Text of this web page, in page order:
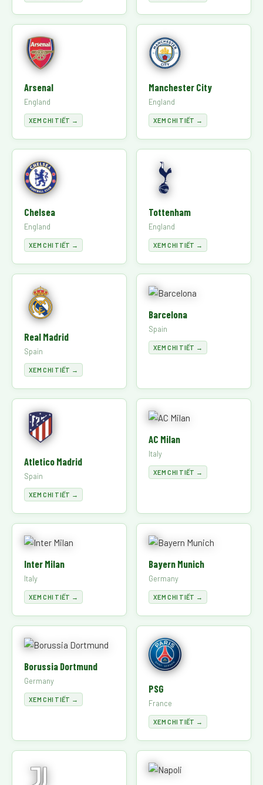
Arsenal
England
XEM CHI TIẾT →
Manchester City
England
XEM CHI TIẾT →
Chelsea
England
XEM CHI TIẾT →
Tottenham
England
XEM CHI TIẾT →
Real Madrid
Spain
XEM CHI TIẾT →
Barcelona
Spain
XEM CHI TIẾT →
Atletico Madrid
Spain
XEM CHI TIẾT →
AC Milan
Italy
XEM CHI TIẾT →
Inter Milan
Italy
XEM CHI TIẾT →
Bayern Munich
Germany
XEM CHI TIẾT →
Borussia Dortmund
Germany
XEM CHI TIẾT →
PSG
France
XEM CHI TIẾT →